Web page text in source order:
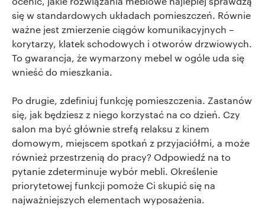
się w standardowych układach pomieszczeń. Równie
ważne jest zmierzenie ciągów komunikacyjnych –
korytarzy, klatek schodowych i otworów drzwiowych.
To gwarancja, że wymarzony mebel w ogóle uda się
wnieść do mieszkania.
Po drugie, zdefiniuj funkcję pomieszczenia. Zastanów
się, jak będziesz z niego korzystać na co dzień. Czy
salon ma być głównie strefą relaksu z kinem
domowym, miejscem spotkań z przyjaciółmi, a może
również przestrzenią do pracy? Odpowiedź na to
pytanie zdeterminuje wybór mebli. Określenie
priorytetowej funkcji pomoże Ci skupić się na
najważniejszych elementach wyposażenia.